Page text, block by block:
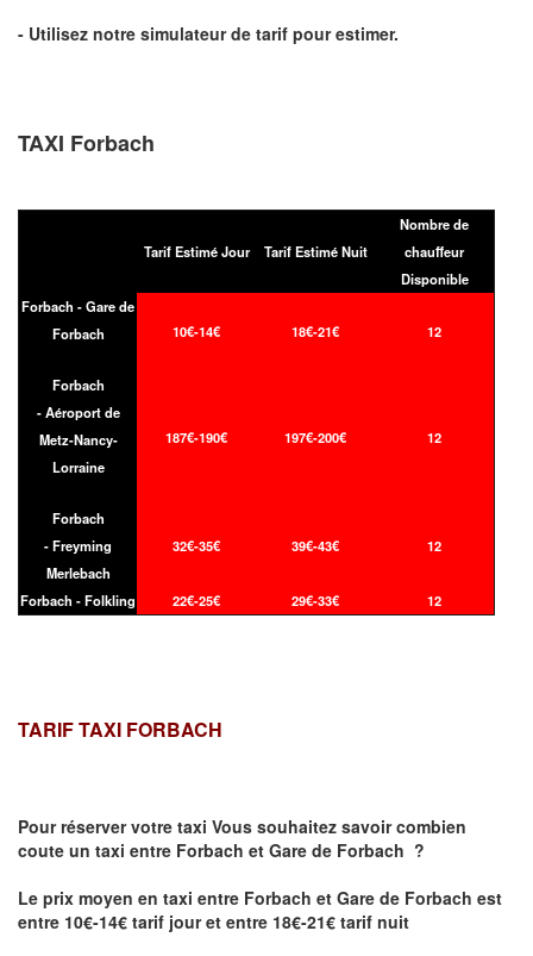
- Utilisez notre simulateur de tarif pour estimer.
TAXI Forbach
Tarif Estimé Jour Tarif Estimé Nuit
Nombre de
chauffeur
Disponible
Forbach - Gare de
Forbach
10€-14€ 18€-21€ 12
Forbach
- Aéroport de
Metz-Nancy-
Lorraine
187€-190€ 197€-200€ 12
Forbach
- Freyming
Merlebach
32€-35€ 39€-43€ 12
Forbach - Folkling 22€-25€ 29€-33€ 12
TARIF TAXI FORBACH
Pour réserver votre taxi Vous souhaitez savoircombien
coute un taxi entre Forbach et Gare de Forbach ?
Le prix moyen en taxi entre Forbach et Gare de Forbach est
entre 10€-14€ tarif jour et entre 18€-21€ tarif nuit